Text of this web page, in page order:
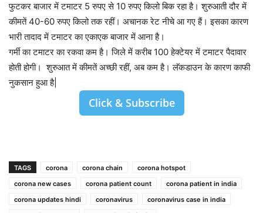
फुटकर बाजार में टमाटर 5 रुपए से 10 रुपए किलो बिक रहा है। शुरुआती दौर में
कीमतें 40-60 रुपए किलो तक रहीं। अचानक रेट नीचे आ गए हैं। इसका कारण
भारी तादाद में टमाटर का एकाएक बाजार में आना है।
गर्मी का टमाटर का रकवा कम है। जिले में करीब 100 हेक्टेयर में टमाटर पैदावार
होती होगी। शुरुआत में कीमतें अच्छी रहीं, अब कम है। लॅकडाउन के कारण काफी
नुकसान हुआ है|
Click & Subscribe
TAGS corona corona chain
corona hotspot
corona new cases
corona patient count
corona patient in india
corona updates hindi
coronavirus
coronavirus case in india